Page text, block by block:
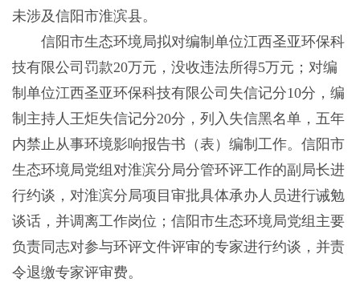
未涉及信阳市淮滨县。
信阳市生态环境局拟对编制单位江西圣亚环保科
技有限公司罚款20万元，没收违法所得5万元；对编
制单位江西圣亚环保科技有限公司失信记分10分，编
制主持人王炬失信记分20分，列入失信黑名单，五年
内禁止从事环境影响报告书（表）编制工作。信阳市
生态环境局党组对淮滨分局分管环评工作的副局长进
行约谈，对淮滨分局项目审批具体承办人员进行诫勉
谈话，并调离工作岗位；信阳市生态环境局党组主要
负责同志对参与环评文件评审的专家进行约谈，并责
令退缴专家评审费。